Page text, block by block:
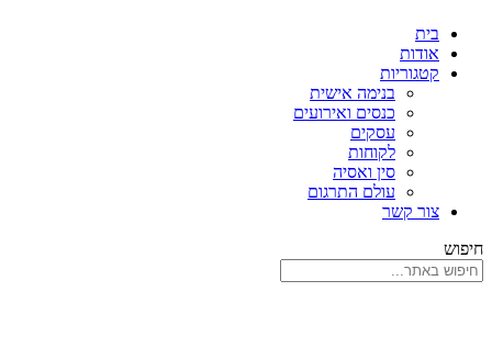
בית
אודות
קטגוריות
בנימה אישית
כנסים ואירועים
עסקים
לקוחות
סין ואסיה
עולם התרגום
צור קשר
חיפוש